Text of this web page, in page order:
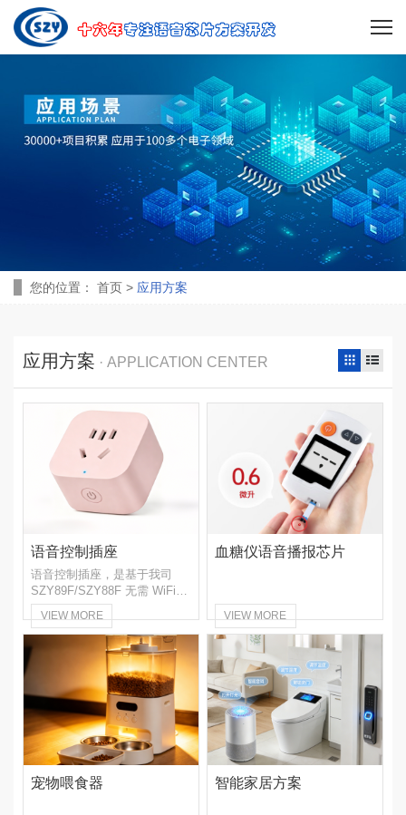
您的位置： 首页 > 应用方案
应用方案 · APPLICATION CENTER
语音控制插座
语音控制插座，是基于我司
SZY89F/SZY88F 无需 WiFi、
无需 APP、无需蓝牙配对，
VIEW MORE
血糖仪语音播报芯片
VIEW MORE
宠物喂食器 智能家居方案